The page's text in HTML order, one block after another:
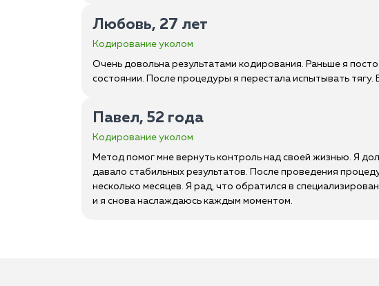
Любовь, 27 лет
Кодирование уколом
Очень довольна результатами кодирования. Раньше я
состоянии. После процедуры я перестала испытывать
Павел, 52 года
Кодирование уколом
Метод помог мне вернуть контроль над своей жизнью. Я
давало стабильных результатов. После проведения
несколько месяцев. Я рад, что обратился в
и я снова наслаждаюсь каждым моментом.